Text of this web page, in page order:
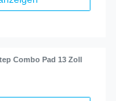
Combo Pad 13 Zoll